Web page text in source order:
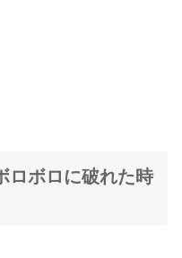
ロボロに破れた時